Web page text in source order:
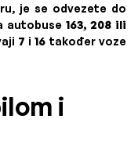
je se odvezete do
autobuse 163, 208 ili
7 i16 također voze
i